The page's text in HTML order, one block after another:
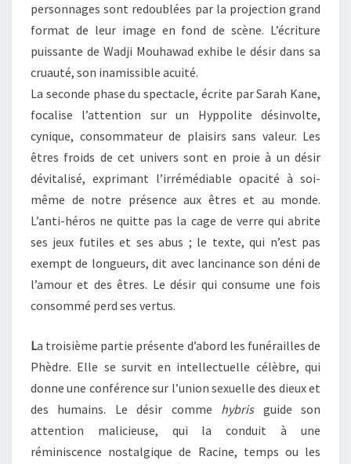
personnages sont redoublées par la projection grand
format de leur image en fond de scène. L’écriture
puissante de Wadji Mouhawad exhibe le désir dans sa
cruauté, son inamissible acuité.
La seconde phase du spectacle, écrite par Sarah Kane,
focalise l’attention sur un Hyppolite désinvolte,
cynique, consommateur de plaisirs sans valeur. Les
êtres froids de cet univers sont en proie à un désir
dévitalisé, exprimant l’irrémédiable opacité à soi-
même de notre présence aux êtres et au monde.
L’anti-héros ne quitte pas la cage de verre qui abrite
ses jeux futiles et ses abus ; le texte, qui n’est pas
exempt de longueurs, dit avec lancinance son déni de
l’amour et des êtres. Le désir qui consume une fois
consommé perd ses vertus.
La troisième partie présente d’abord les funérailles de
Phèdre. Elle se survit en intellectuelle célèbre, qui
donne une conférence sur l’union sexuelle des dieux et
des humains. Le désir comme hybrisguide son
attention malicieuse, qui la conduit à une
réminiscence nostalgique de Racine, temps ou les